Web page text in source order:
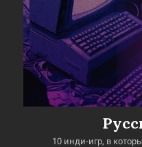
10 инди-игр, в